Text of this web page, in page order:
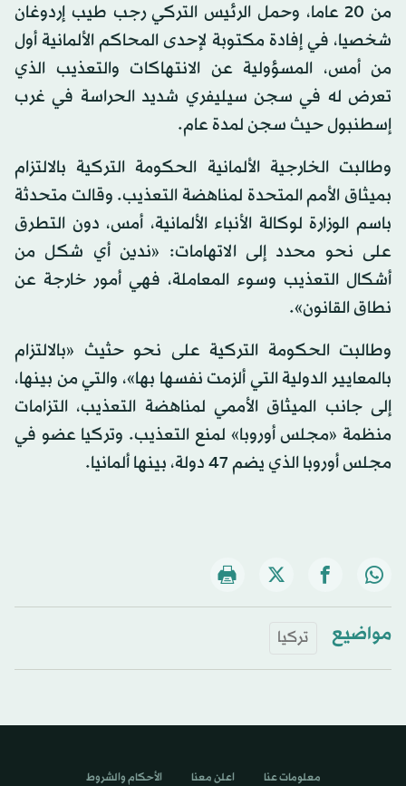
من 20 عاما، وحمل الرئيس التركي رجب طيب إردوغان
شخصيا، في إفادة مكتوبة لإحدى المحاكم الألمانية أول
من أمس، المسؤولية عن الانتهاكات والتعذيب الذي
تعرض له في سجن سيليفري شديد الحراسة في غرب
إسطنبول حيث سجن لمدة عام.
وطالبت الخارجية الألمانية الحكومة التركية بالالتزام
بميثاق الأمم المتحدة لمناهضة التعذيب. وقالت متحدثة
باسم الوزارة لوكالة الأنباء الألمانية، أمس، دون التطرق
على نحو محدد إلى الاتهامات: «ندين أي شكل من
أشكال التعذيب وسوء المعاملة، فهي أمور خارجة عن
نطاق القانون».
وطالبت الحكومة التركية على نحو حثيث «بالالتزام
بالمعايير الدولية التي ألزمت نفسها بها»، والتي من بينها،
إلى جانب الميثاق الأممي لمناهضة التعذيب، التزامات
منظمة «مجلس أوروبا» لمنع التعذيب. وتركيا عضو في
مجلس أوروبا الذي يضم 47 دولة، بينها ألمانيا.
مواضيع تركيا
معلومات عنا اعلن معنا الأحكام والشروط